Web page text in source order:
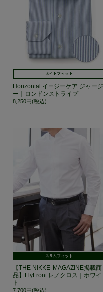
タイトフィット
Horizontal イージーケア ジャージ
ー｜ロンドンストライプ
8,250円(税込)
スリムフィット
【THE NIKKEI MAGAZINE掲載商
品】FlyFront レノクロス｜ホワイ
ト
7,700円(税込)